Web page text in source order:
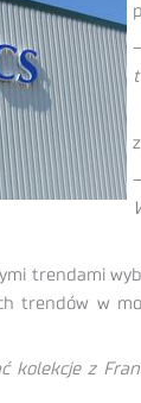
–
trendami
trendów w
kolekcje z